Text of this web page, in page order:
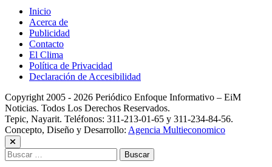
Inicio
Acerca de
Publicidad
Contacto
El Clima
Política de Privacidad
Declaración de Accesibilidad
Copyright 2005 - 2026 Periódico Enfoque Informativo – EiM
Noticias. Todos Los Derechos Reservados.
Tepic, Nayarit. Teléfonos: 311-213-01-65 y 311-234-84-56.
Concepto, Diseño y Desarrollo: Agencia Multieconomico
Buscar: